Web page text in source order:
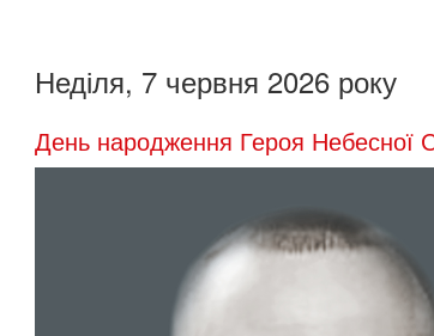
Неділя, 7 червня 2026 року
День народження Героя Небесної